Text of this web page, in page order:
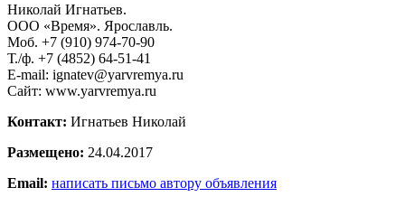
Николай Игнатьев.
ООО «Время». Ярославль.
Моб. +7 (910) 974-70-90
Т./ф. +7 (4852) 64-51-41
E-mail: ignatev@yarvremya.ru
Сайт: www.yarvremya.ru
Контакт: Игнатьев Николай
Размещено: 24.04.2017
Email: написать письмо автору объявления